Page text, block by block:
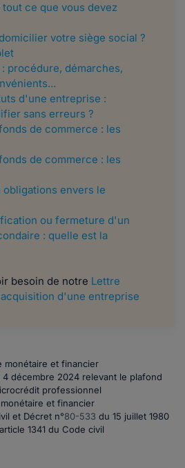
tout ce que vous devez
votre siège social ?
: procédure, démarches,
d'une entreprise :
sans erreurs ?
de commerce : les
de commerce : les
obligations envers le
ou fermeture d'un
: quelle est la
besoin de notre Lettre
d'une entreprise
monétaire et financier
4 décembre 2024 relevant le plafond
professionnel
et financier
et Décret n°80-533 du 15 juillet 1980
1341 du Code civil